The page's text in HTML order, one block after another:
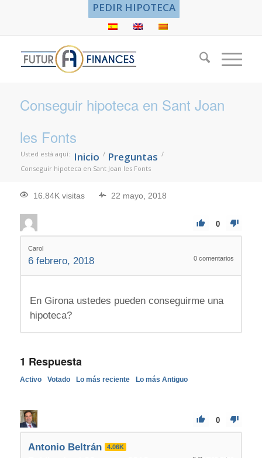
PEDIR HIPOTECA
Conseguir hipoteca en Sant Joan
les Fonts
Usted está aquí: Inicio / Preguntas /
Conseguir hipoteca en Sant Joan les Fonts
16.84K visitas 22 mayo, 2018
0
Carol
6 febrero, 2018 0 comentarios
En Girona ustedes pueden conseguirme una
hipoteca?
1 Respuesta
Activo Votado Lo más reciente Lo más Antiguo
0
Antonio Beltrán 4.06K